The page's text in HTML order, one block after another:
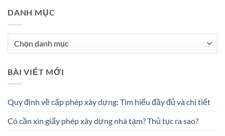
DANH MỤC
BÀI VIẾT MỚI
Quy định về cấp phép xây dựng: Tìm hiểu đầy đủ và chi tiết
Có cần xin giấy phép xây dựng nhà tạm? Thủ tục ra sao?